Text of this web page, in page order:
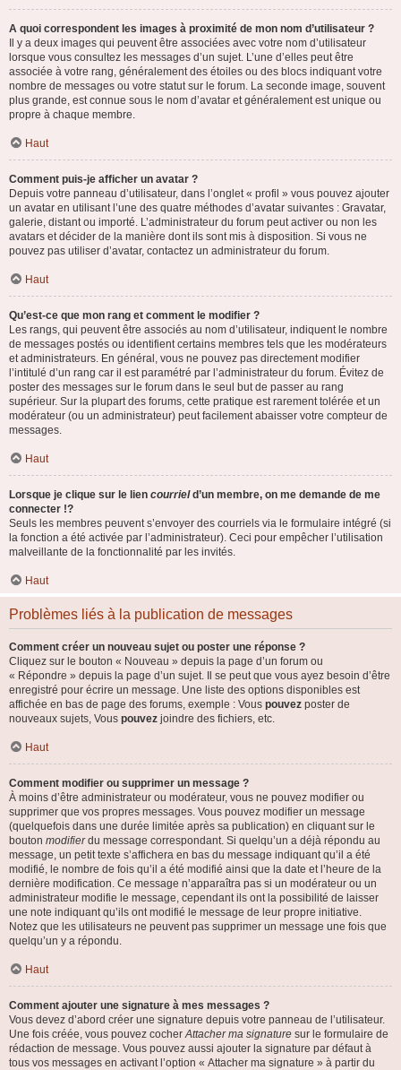
A quoi correspondent les images à proximité de mon nom d’utilisateur ?
Il y a deux images qui peuvent être associées avec votre nom d’utilisateur
lorsque vous consultez les messages d’un sujet. L’une d’elles peut être
associée à votre rang, généralement des étoiles ou des blocs indiquant votre
nombre de messages ou votre statut sur le forum. La seconde image, souvent
plus grande, est connue sous le nom d’avatar et généralement est unique ou
propre à chaque membre.
Haut
Comment puis-je afficher un avatar ?
Depuis votre panneau d’utilisateur, dans l’onglet « profil » vous pouvez ajouter
un avatar en utilisant l’une des quatre méthodes d’avatar suivantes : Gravatar,
galerie, distant ou importé. L’administrateur du forum peut activer ou non les
avatars et décider de la manière dont ils sont mis à disposition. Si vous ne
pouvez pas utiliser d’avatar, contactez un administrateur du forum.
Haut
Qu’est-ce que mon rang et comment le modifier ?
Les rangs, qui peuvent être associés au nom d’utilisateur, indiquent le nombre
de messages postés ou identifient certains membres tels que les modérateurs
et administrateurs. En général, vous ne pouvez pas directement modifier
l’intitulé d’un rang car il est paramétré par l’administrateur du forum. Évitez de
poster des messages sur le forum dans le seul but de passer au rang
supérieur. Sur la plupart des forums, cette pratique est rarement tolérée et un
modérateur (ou un administrateur) peut facilement abaisser votre compteur de
messages.
Haut
Lorsque je clique sur le lien courrield’un membre, on me demande de me
connecter !?
Seuls les membres peuvent s’envoyer des courriels via le formulaire intégré (si
la fonction a été activée par l’administrateur). Ceci pour empêcher l’utilisation
malveillante de la fonctionnalité par les invités.
Haut
Problèmes liés à la publication de messages
Comment créer un nouveau sujet ou poster une réponse ?
Cliquez sur le bouton « Nouveau » depuis la page d’un forum ou
« Répondre » depuis la page d’un sujet. Il se peut que vous ayez besoin d’être
enregistré pour écrire un message. Une liste des options disponibles est
affichée en bas de page des forums, exemple : Vous pouvez poster de
nouveaux sujets, Vous pouvez joindre des fichiers, etc.
Haut
Comment modifier ou supprimer un message ?
À moins d’être administrateur ou modérateur, vous ne pouvez modifier ou
supprimer que vos propres messages. Vous pouvez modifier un message
(quelquefois dans une durée limitée après sa publication) en cliquant sur le
bouton modifierdu message correspondant. Si quelqu’un a déjà répondu au
message, un petit texte s’affichera en bas du message indiquant qu’il a été
modifié, le nombre de fois qu’il a été modifié ainsi que la date et l’heure de la
dernière modification. Ce message n’apparaîtra pas si un modérateur ou un
administrateur modifie le message, cependant ils ont la possibilité de laisser
une note indiquant qu’ils ont modifié le message de leur propre initiative.
Notez que les utilisateurs ne peuvent pas supprimer un message une fois que
quelqu’un y a répondu.
Haut
Comment ajouter une signature à mes messages ?
Vous devez d’abord créer une signature depuis votre panneau de l’utilisateur.
Une fois créée, vous pouvez cocherAttacher ma signature sur le formulaire de
rédaction de message. Vous pouvez aussi ajouter la signature par défaut à
tous vos messages en activant l’option « Attacher ma signature » à partir du